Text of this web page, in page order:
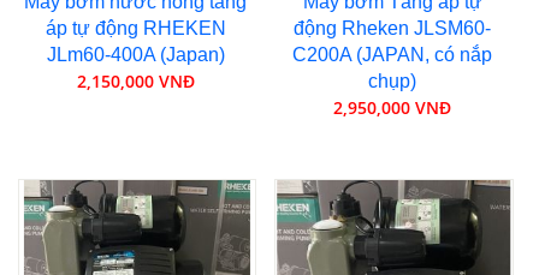
áp tự động RHEKEN
JLm60-400A (Japan)
2,150,000 VNĐ
động Rheken JLSM60-
C200A (JAPAN, có nắp
chụp)
2,950,000 VNĐ